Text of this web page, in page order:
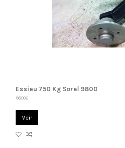
Essieu 750 Kg Sorel 9800
98002
Voir